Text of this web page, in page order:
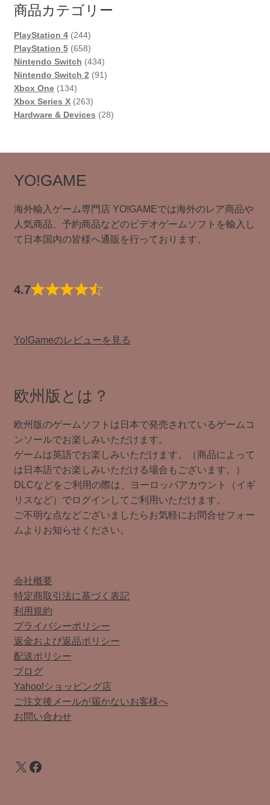
商品カテゴリー
PlayStation 4 244244
個
の
商
PlayStation 5 658658
個
の
品
Nintendo Switch 434434
個
品
Nintendo Switch 2 9191
商
Xbox One 134134
個
の
Xbox Series X 263263
個
品
Hardware & Devices 2828
商
YO!GAME
海外輸入ゲーム専門店 YO!GAMEでは海外のレア商品や
人気商品、予約商品などのビデオゲームソフトを輸入し
て日本国内の皆様へ通販を行っております。
4.7
Yo!Gameのレビューを見る
欧州版とは？
欧州版のゲームソフトは日本で発売されているゲームコ
ンソールでお楽しみいただけます。
ゲームは英語でお楽しみいただけます。（商品によって
は日本語でお楽しみいただける場合もございます。）
DLCなどをご利用の際は、ヨーロッパアカウント（イギ
リスなど）でログインしてご利用いただけます。
ご不明な点などございましたらお気軽にお問合せフォー
ムよりお知らせください。
会社概要
特定商取引法に基づく表記
利用規約
プライバシーポリシー
返金および返品ポリシー
配送ポリシー
ブログ
Yahoo!ショッピング店
ご注文後メールが届かないお客様へ
お問い合わせ
X Facebook